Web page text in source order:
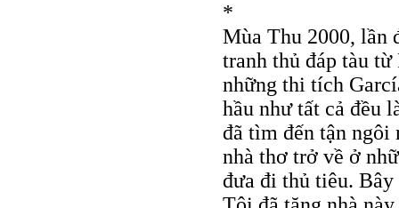
*
Mùa Thu 2000, lần
tranh thủ đáp tàu từ
những thi tích
hầu như tất cả đều
đã tìm đến tận ngôi
nhà thơ trở về ở
đưa đi thủ tiêu.